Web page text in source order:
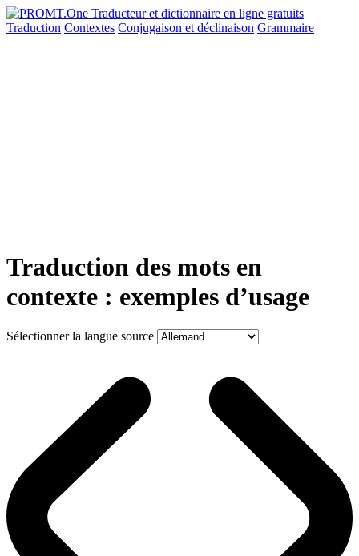
Traduction Contextes Conjugaison et déclinaison Grammaire
Traduction des mots en
contexte : exemples d’usage
Sélectionner la langue source